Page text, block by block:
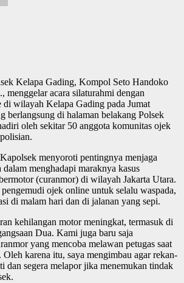
Kelapa Gading, Kompol Seto Handoko
menggelar acara silaturahmi dengan
wilayah Kelapa Gading pada Jumat
berlangsung di halaman belakang Polsek
oleh sekitar 50 anggota komunitas ojek
menyoroti pentingnya menjaga
dalam menghadapi maraknya kasus
(curanmor) di wilayah Jakarta Utara.
ojek online untuk selalu waspada,
di malam hari dan di jalanan yang sepi.
kehilangan motor meningkat, termasuk di
Dua. Kami juga baru saja
yang mencoba melawan petugas saat
Oleh karena itu, saya mengimbau agar rekan-
dan segera melapor jika menemukan tindak